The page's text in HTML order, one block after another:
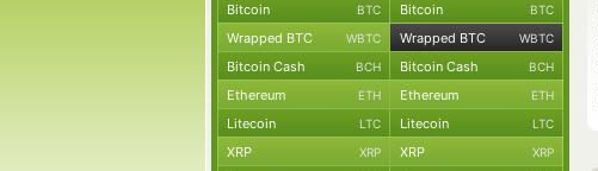
Bitcoin BTC Bitcoin BTC
Wrapped BTC WBTC Wrapped BTC WBTC
Bitcoin Cash BCH Bitcoin Cash BCH
Ethereum ETH Ethereum ETH
Litecoin LTC Litecoin LTC
XRP XRP XRP XRP